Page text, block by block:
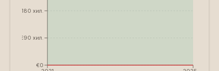
€0
€90 хил.
€180 хил.